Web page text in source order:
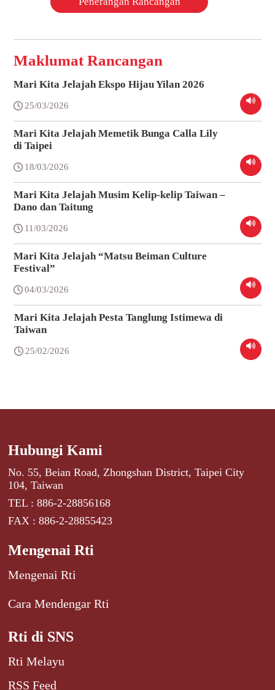
Maklumat Rancangan
Mari Kita Jelajah Ekspo Hijau Yilan 2026
25/03/2026
Mari Kita Jelajah Memetik Bunga Calla Lily
di Taipei
18/03/2026
Mari Kita Jelajah Musim Kelip-kelip Taiwan –
Dano dan Taitung
11/03/2026
Mari Kita Jelajah “Matsu Beiman Culture
Festival”
04/03/2026
Mari Kita Jelajah Pesta Tanglung Istimewa di
Taiwan
25/02/2026
Hubungi Kami
No. 55, Beian Road, Zhongshan District, Taipei City
104, Taiwan
TEL : 886-2-28856168
FAX : 886-2-28855423
Mengenai Rti
Mengenai Rti
Cara Mendengar Rti
Rti di SNS
Rti Melayu
RSS Feed